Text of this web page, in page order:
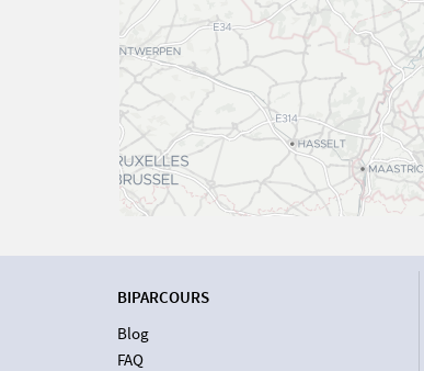
BIPARCOURS
Blog
FAQ